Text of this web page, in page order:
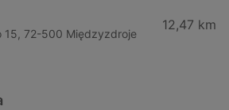
15, 72-500 Międzyzdroje
12,47 km